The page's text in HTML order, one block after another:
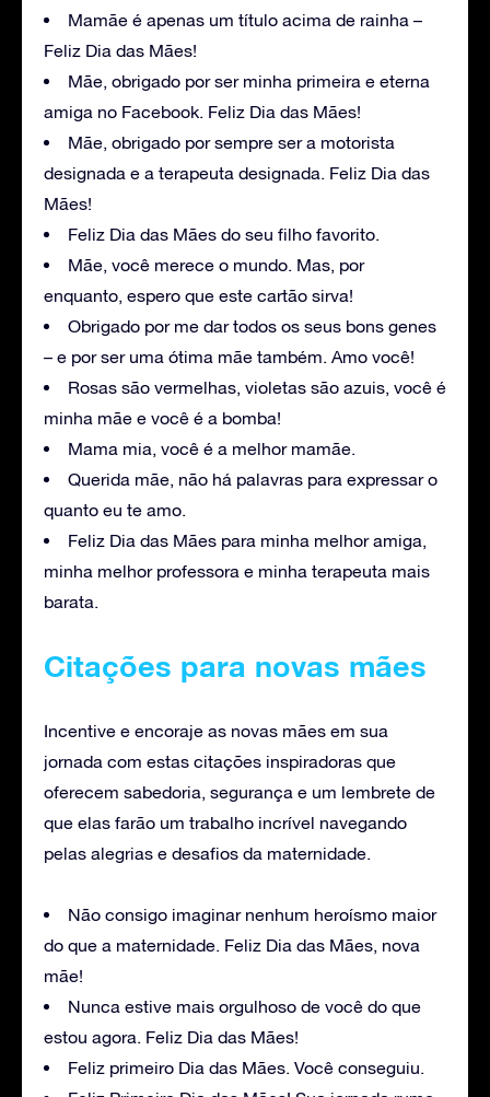
Mamãe é apenas um título acima de rainha –
Feliz Dia das Mães!
Mãe, obrigado por ser minha primeira e eterna
amiga no Facebook. Feliz Dia das Mães!
Mãe, obrigado por sempre ser a motorista
designada e a terapeuta designada. Feliz Dia das
Mães!
Feliz Dia das Mães do seu filho favorito.
Mãe, você merece o mundo. Mas, por
enquanto, espero que este cartão sirva!
Obrigado por me dar todos os seus bons genes
– e por ser uma ótima mãe também. Amo você!
Rosas são vermelhas, violetas são azuis, você é
minha mãe e você é a bomba!
Mama mia, você é a melhor mamãe.
Querida mãe, não há palavras para expressar o
quanto eu te amo.
Feliz Dia das Mães para minha melhor amiga,
minha melhor professora e minha terapeuta mais
barata.
Citações para novas mães
Incentive e encoraje as novas mães em sua
jornada com estas citações inspiradoras que
oferecem sabedoria, segurança e um lembrete de
que elas farão um trabalho incrível navegando
pelas alegrias e desafios da maternidade.
Não consigo imaginar nenhum heroísmo maior
do que a maternidade. Feliz Dia das Mães, nova
mãe!
Nunca estive mais orgulhoso de você do que
estou agora. Feliz Dia das Mães!
Feliz primeiro Dia das Mães. Você conseguiu.